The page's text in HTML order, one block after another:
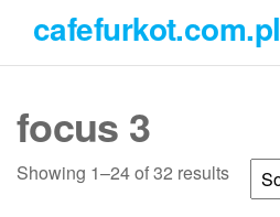
treści
cafefurkot.com.pl
focus 3
Showing 1–24 of 32 results